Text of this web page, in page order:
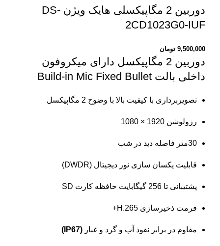
دوربین 2 مگاپیکسلی هایک ویژن DS-
2CD1023G0-IUF
9,500,000 تومان
دوربین 2 مگاپیکسل دارای میکروفون
داخلی بالت Build-in Mic Fixed Bullet
تصویربرداری با کیفیت بالا با وضوح 2 مگاپیکسل
رزولوشن 1920 × 1080
30متر فاصله دید در شب
قابلیت یکسان سازی نور دیجیتال (DWDR)
پشتیبانی تا 256 گیگابایت حافظه کارت SD
فرمت ذخیرسازی H.265+
مقاوم در برابر نفوذ آب و گرد و غبار (IP67)